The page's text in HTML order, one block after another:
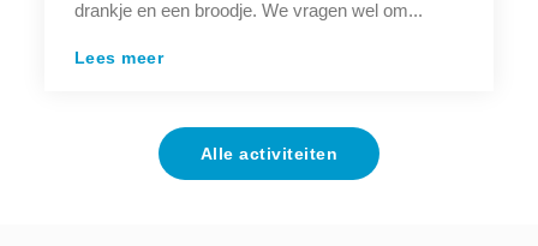
drankje en een broodje. We vragen wel om...
Lees meer
Alle activiteiten